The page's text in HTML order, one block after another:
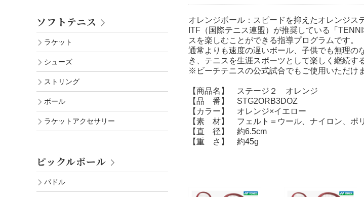
オレンジボール：スピードを抑えたオレンジス
ITF（国際テニス連盟）が推奨している「
スを楽しむことができる指導プログラムです。
通常よりも速度の遅いボール、子供でも無理の
き、テニスを生涯スポーツとして楽しく継続す
※ビーチテニスの公式試合でもご使用いただけま
【商品名】 ステージ２ オレンジ
【品 番】 STG2ORB3DOZ
【カラー】 オレンジ×イエロー
【素 材】 フェルト＝ウール、ナイロン、ポ
【直 径】 約6.5cm
【重 さ】 約45g
ソフトテニス
ラケット
シューズ
ストリング
ボール
ラケットアクセサリー
ピックルボール
パドル